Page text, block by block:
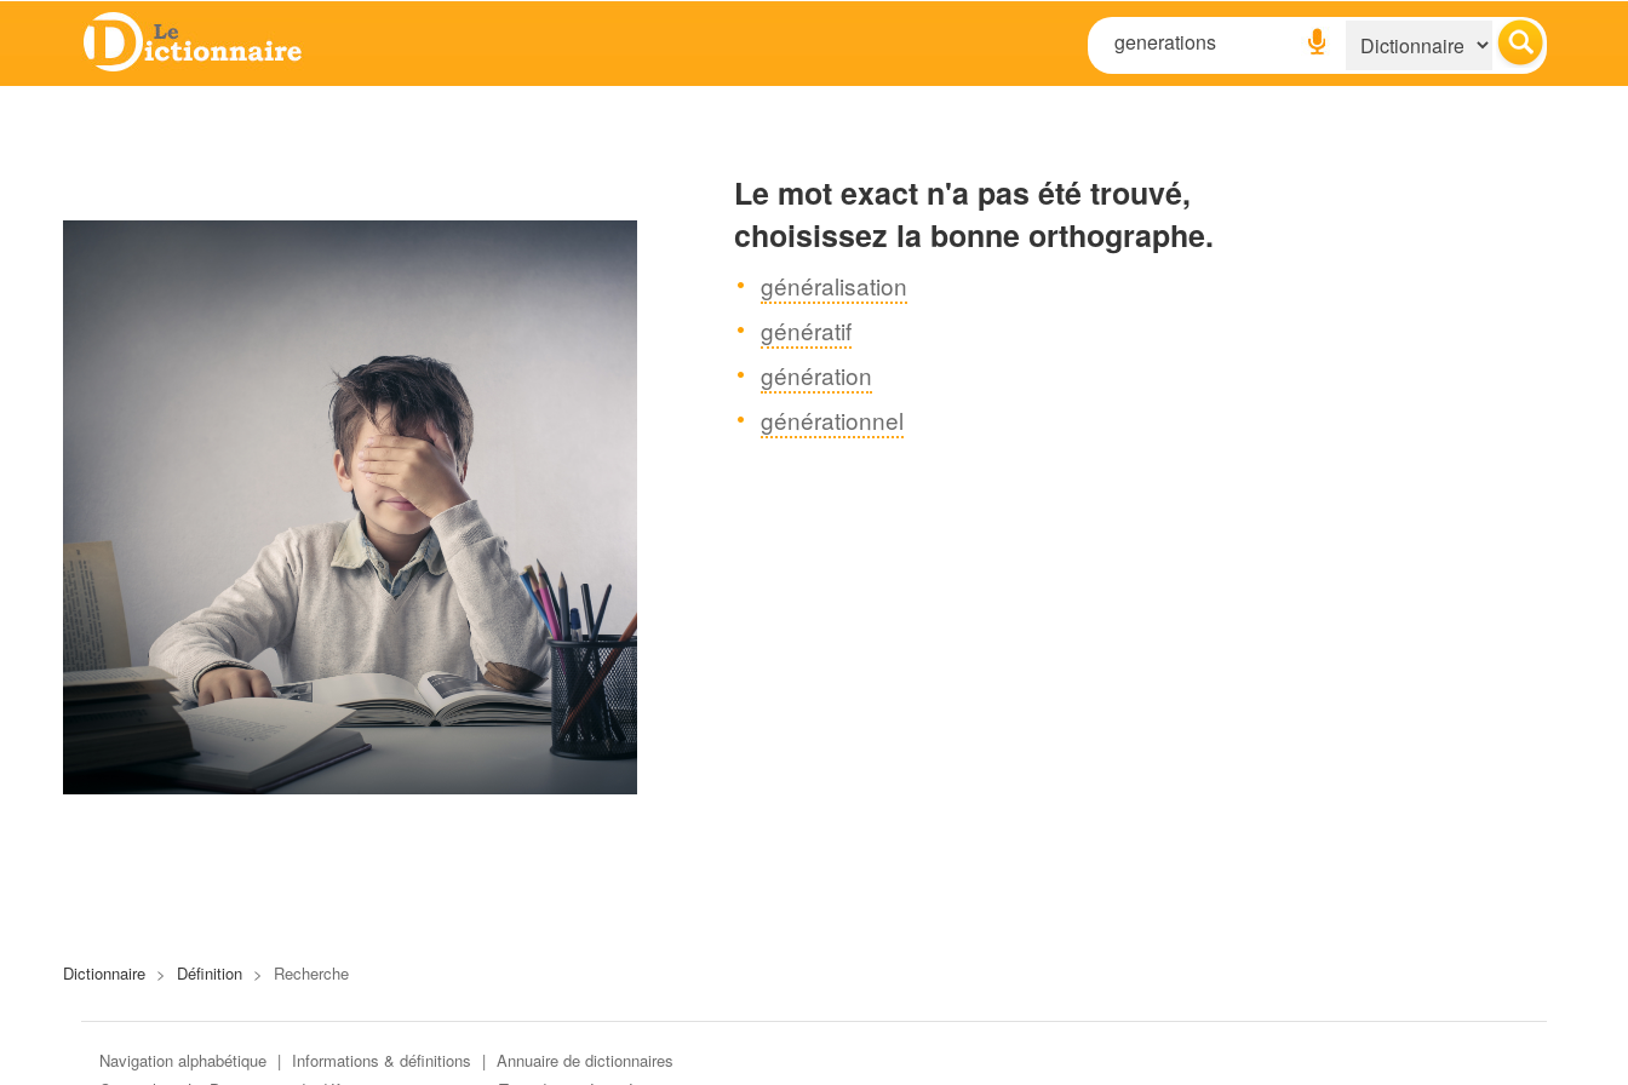
Le mot exact n'a pas été trouvé,
choisissez la bonne orthographe.
généralisation
génératif
génération
générationnel
Dictionnaire > Définition > Recherche
Navigation alphabétique | Informations & définitions | Annuaire de dictionnaires